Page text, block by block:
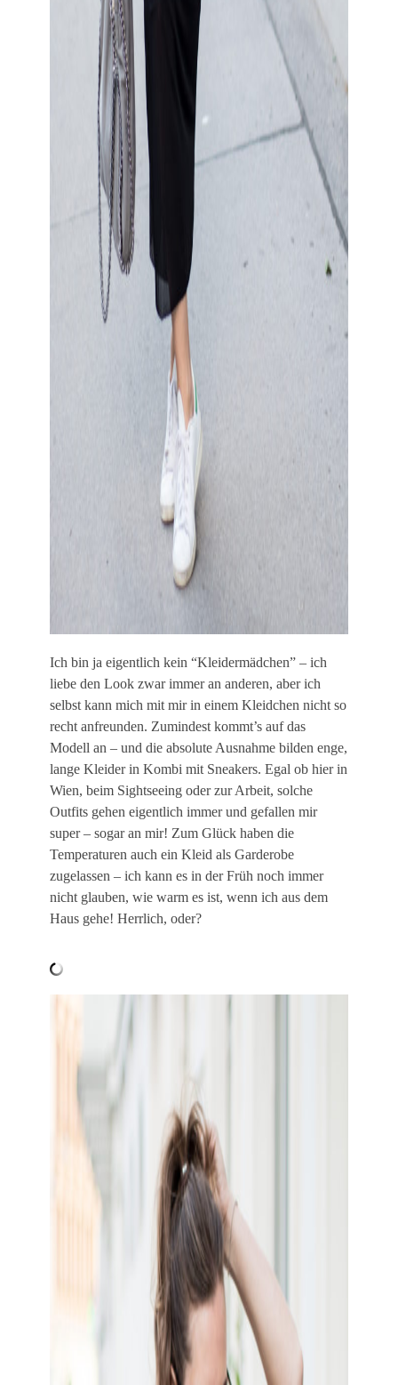
Ich bin ja eigentlich kein “Kleidermädchen” – ich
liebe den Look zwar immer an anderen, aber ich
selbst kann mich mit mir in einem Kleidchen nicht so
recht anfreunden. Zumindest kommt’s auf das
Modell an – und die absolute Ausnahme bilden enge,
lange Kleider in Kombi mit Sneakers. Egal ob hier in
Wien, beim Sightseeing oder zur Arbeit, solche
Outfits gehen eigentlich immer und gefallen mir
super – sogar an mir! Zum Glück haben die
Temperaturen auch ein Kleid als Garderobe
zugelassen – ich kann es in der Früh noch immer
nicht glauben, wie warm es ist, wenn ich aus dem
Haus gehe! Herrlich, oder?